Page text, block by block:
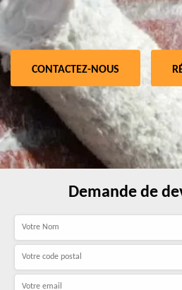
CONTACTEZ-NOUS
Demande de